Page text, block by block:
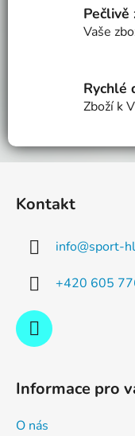
Pečlivě
Vaše
Rychlé
Zboží k
Kontakt
info@sport-
+420 605
Informace pro
O nás